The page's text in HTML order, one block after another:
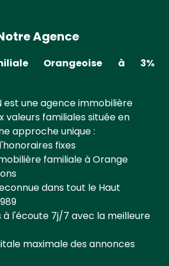
Agence
Orangeoise à 3%
est une agence immobilière
valeurs familiales située en
approche unique :
fixes
familiale à Orange
dans tout le Haut
l'écoute 7j/7 avec la meilleure
maximale des annonces